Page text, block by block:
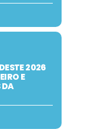
2026
E
DA